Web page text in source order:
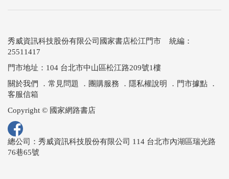
秀威資訊科技股份有限公司國家書店松江門市 統編：
25511417
門市地址：104 台北市中山區松江路209號1樓
關於我們
． 常見問題 ． 團購服務 ． 隱私權說明 ． 門市據點 ．
客服信箱
Copyright © 國家網路書店
總公司：秀威資訊科技股份有限公司 114 台北市內湖區瑞光路
76巷65號